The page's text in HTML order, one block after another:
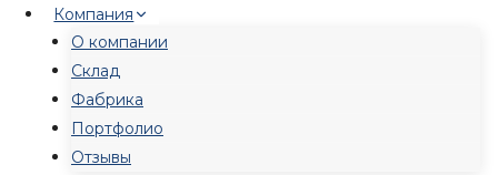
Перейти
содержимому
Компания
О компании
Склад
Фабрика
Портфолио
Отзывы